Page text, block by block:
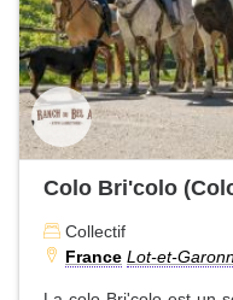
Colo Bri'colo
Collectif
France Lot-et-